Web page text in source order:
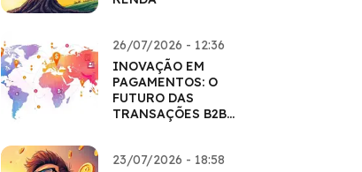
26/07/2026 - 12:36
INOVAÇÃO EM
PAGAMENTOS: O
FUTURO DAS
TRANSAÇÕES B2B
23/07/2026 - 18:58